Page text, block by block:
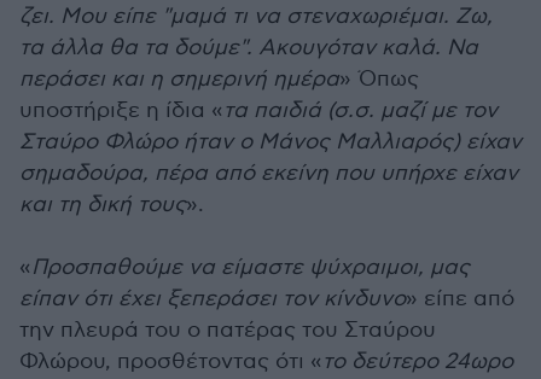
ζει. Μου είπε "μαμά τι να στεναχωριέμαι. Ζω,
τα άλλα θα τα δούμε". Ακουγόταν καλά. Να
περάσει και η σημερινή ημέρα» Όπως
υποστήριξε η ίδια « τα παιδιά (σ.σ. μαζί με τον
Σταύρο Φλώρο ήταν ο Μάνος Μαλλιαρός) είχαν
σημαδούρα, πέρα από εκείνη που υπήρχε είχαν
και τη δική τους».
«Προσπαθούμε να είμαστε ψύχραιμοι, μας
είπαν ότι έχει ξεπεράσει τον κίνδυνο» είπε από
την πλευρά του ο πατέρας του Σταύρου
Φλώρου, προσθέτοντας ότι « το δεύτερο 24ωρο